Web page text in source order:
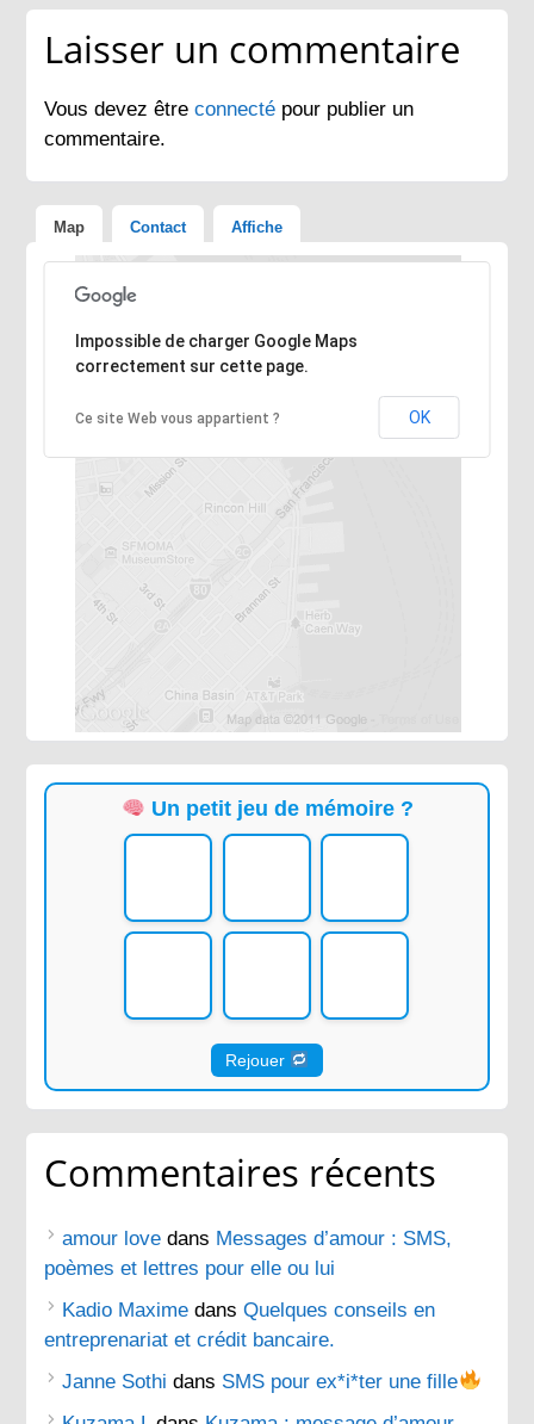
Laisser un commentaire
Vous devez êtreconnecté pour publier un
commentaire.
Map Contact Affiche
Désolé, l'adresse n'a pas pu être trouvée.
Impossible de charger Google Maps
correctement sur cette page.
Ce site Web vous appartient ? OK
Un petit jeu de mémoire ?
Rejouer
Commentaires récents
amour love dans Messages d’amour : SMS,
poèmes et lettres pour elle ou lui
Kadio Maxime dansQuelques conseils en
entreprenariat et crédit bancaire.
Janne Sothi dans SMS pour ex*i*ter une fille